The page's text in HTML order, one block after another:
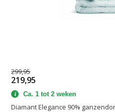
299,95
219,95
Ca. 1 tot 2 weken
Diamant Elegance 90%